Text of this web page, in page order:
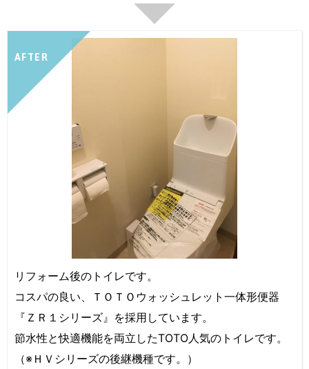
AFTER
リフォーム後のトイレです。
コスパの良い、ＴＯＴＯウォッシュレット一体形便器
『ＺＲ１シリーズ』を採用しています。
節水性と快適機能を両立したTOTO人気のトイレです。
（※ＨＶシリーズの後継機種です。）